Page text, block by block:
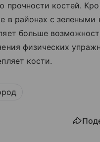
прочности костей.
в районах с зелеными
больше
физических
кости.